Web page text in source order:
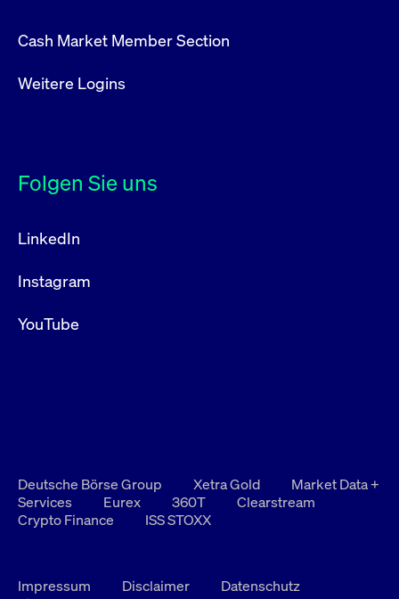
Cash Market Member Section
Weitere Logins
Folgen Sie uns
LinkedIn
Instagram
YouTube
Deutsche Börse Group Xetra Gold
Market Data +
Services
Eurex 360T
Clearstream
Crypto Finance
ISS STOXX
Impressum Disclaimer
Datenschutz